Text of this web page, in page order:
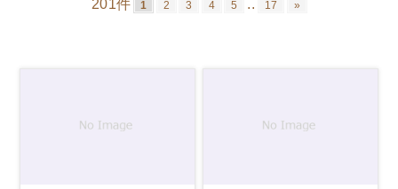
201件 1 2 3 4 5 .. 17 »